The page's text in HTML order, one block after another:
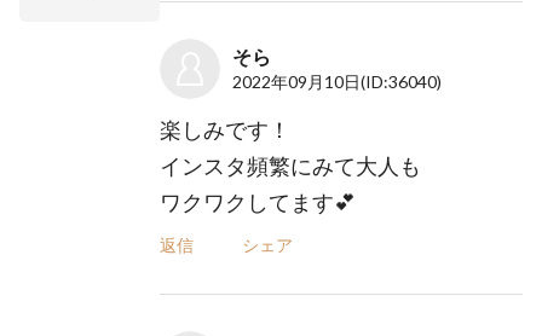
そら
2022年09月10日(ID:36040)
楽しみです！
インスタ頻繁にみて大人も
ワクワクしてます💕
返信 シェア